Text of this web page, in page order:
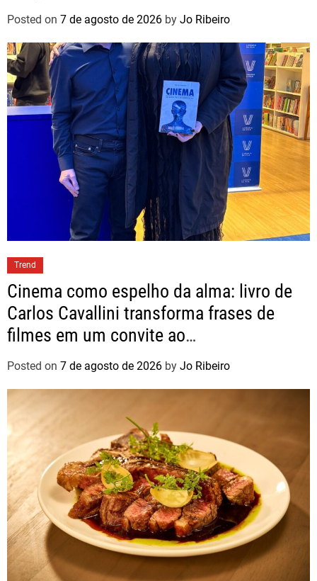
Posted on 7 de agosto de 2026 by Jo Ribeiro
Trend
Cinema como espelho da alma: livro de
Carlos Cavallini transforma frases de
filmes em um convite ao
autoconhecimento
Posted on 7 de agosto de 2026 by Jo Ribeiro